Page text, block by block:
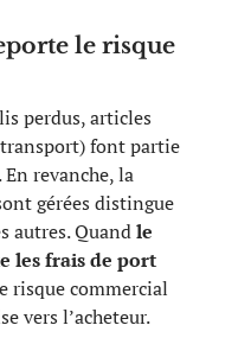
le risque
perdus, articles
font partie
revanche, la
gérées distingue
autres. Quandle
les frais de port
risque commercial
vers l’acheteur.